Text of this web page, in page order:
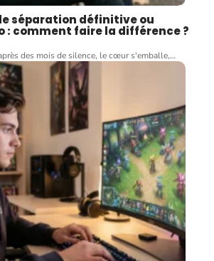
séparation définitive ou
: comment faire la différence ?
des mois de silence, le cœur s'emballe,…